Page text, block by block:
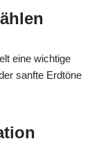
eine wichtige
sanfte Erdtöne